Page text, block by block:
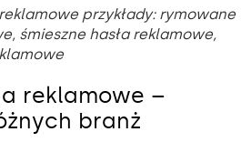
przykłady: rymowane
śmieszne hasła reklamowe,
reklamowe –
branż